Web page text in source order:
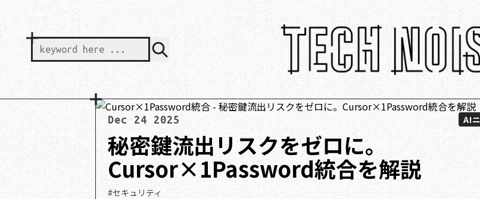
keyword here ...
Dec 24 2025 AI
秘密鍵流出リスクをゼロに。
Cursor×1Password統合を解説
#セキュリティ